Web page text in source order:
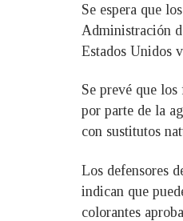
Se espera que
Administración
Estados Unidos
Se prevé que
por parte de la
con sustitutos
Los defensores
indican que
colorantes